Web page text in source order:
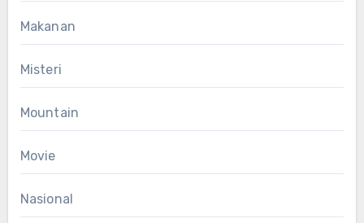
Makanan
Misteri
Mountain
Movie
Nasional